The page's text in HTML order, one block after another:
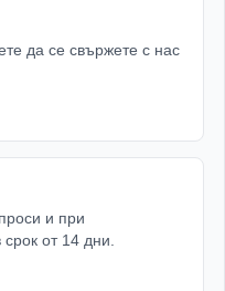
да се свържете с нас
и при
от 14 дни.